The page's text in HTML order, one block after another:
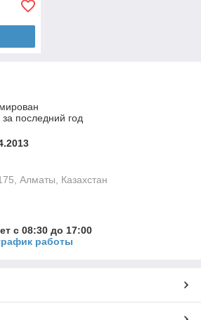
последний год
Алматы, Казахстан
с 08:30 до 17:00
работы